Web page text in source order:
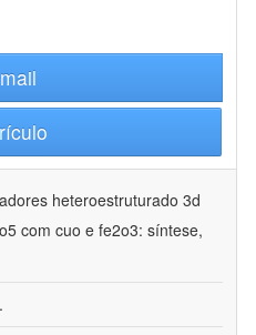
heteroestruturado 3d
com cuo e fe2o3: síntese,